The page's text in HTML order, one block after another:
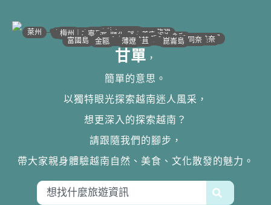
• 河江｜高平
沙壩 •
萊州 • 宣光 •
安沛｜木江界 •
• 太原
梅州｜木州•• 北江｜北寧
• 下龍灣
• 河內
•海防｜海洋
• 南定｜清化
寧平 ••河靜｜義安
洞海 •
順化 •• 峴港
• 會安
• 歸仁
邦美蜀 •
大叻 ••芽莊｜潘郎
•潘切｜美奈
平陽 •
西寧 •
胡志明 •
美萩 •
富國島 •迪石 •
金甌 • • 同奈
• 頭頓
• 芹苴 •崑崙島
• 薄遼
甘單 ，
簡單的意思。
以獨特眼光探索越南迷人風采，
想更深入的探索越南？
請跟隨我們的腳步，
帶大家親身體驗越南自然、美食、文化散發的魅力。